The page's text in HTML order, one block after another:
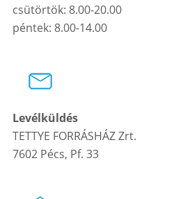
csütörtök: 8.00-20.00
péntek: 8.00-14.00
Levélküldés
TETTYE FORRÁSHÁZ Zrt.
7602 Pécs, Pf. 33